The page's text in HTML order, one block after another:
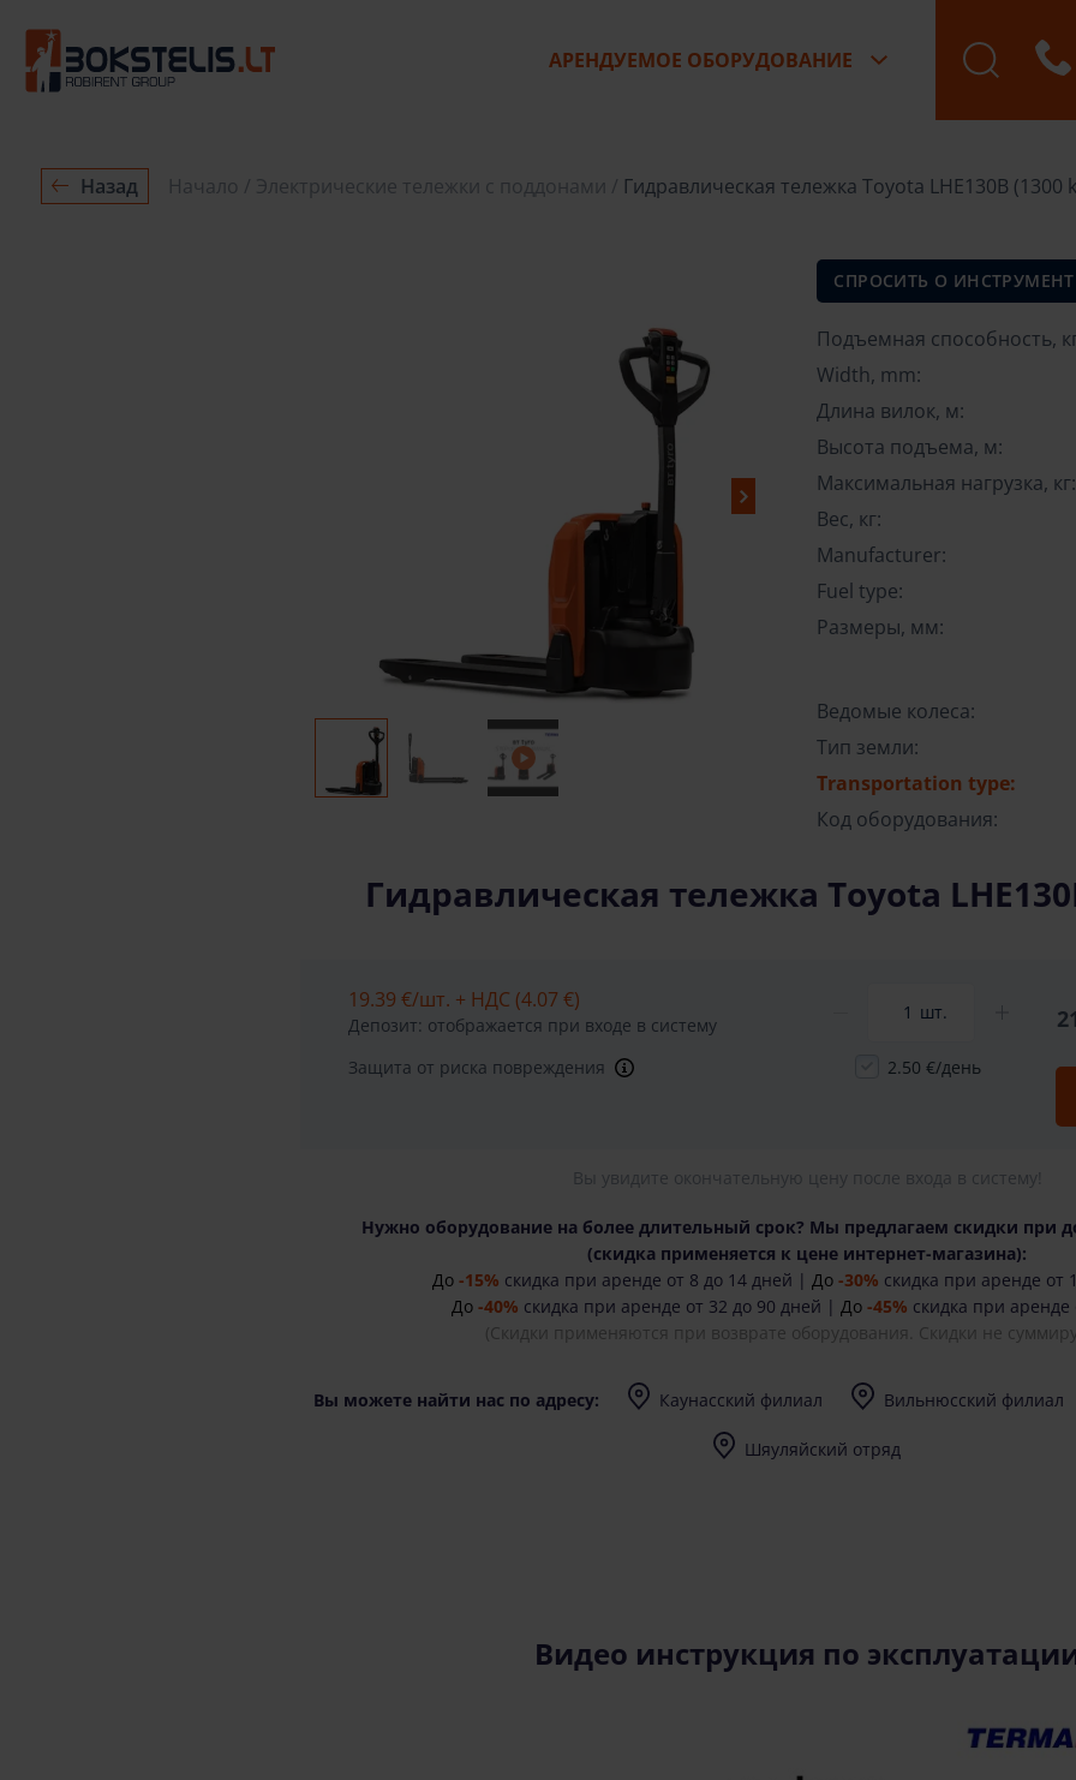
АРЕНДУЕМОЕ ОБОРУДОВАНИЕ
Назад Начало Электрические тележки с поддонами Гидравлическая тележка Toyota LHE130B (1300
СПРОСИТЬ О
Подъемная способность,
Width, mm:
Длина вилок, м:
Высота подъема, м:
Максимальная нагрузка, кг:
Вес, кг:
Manufacturer:
Fuel type:
Размеры, мм:
Ведомые колеса:
Тип земли:
Transportation type:
Код оборудования:
Гидравлическая тележка Toyota
19.39 €/шт. + НДС (4.07 €)
Депозит: отображается при входе в систему
шт.
Защита от риска повреждения 2.50 €/день
Вы увидите окончательную цену после входа в систему!
Нужно оборудование на более длительный срок? Мы предлагаем скидки при
(cкидка применяется к цене интернет-магазина):
До -15% скидка при аренде от 8 до 14 дней | До -30% скидка при аренде от
До -40% скидка при аренде от 32 до 90 дней | До -45% скидка при аренде
(Скидки применяются при возврате оборудования. Скидки не
Вы можете найти нас по адресу: Каунасский филиал Вильнюсский филиал
Шяуляйский отряд
Видео инструкция по